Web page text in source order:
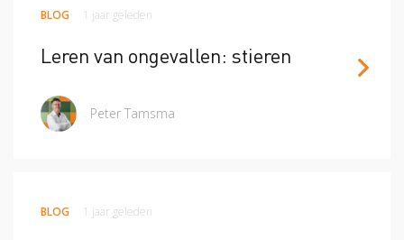
BLOG 1 jaar geleden
Leren van ongevallen: stieren
Peter Tamsma
BLOG 1 jaar geleden